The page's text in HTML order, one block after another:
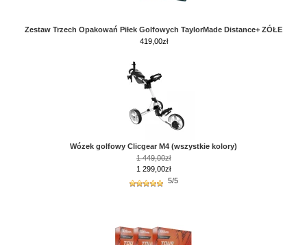
Zestaw Trzech Opakowań Piłek Golfowych TaylorMade Distance+ ZÓŁE
419,00zł
Wózek golfowy Clicgear M4 (wszystkie kolory)
1 449,00zł
1 299,00zł
5/5